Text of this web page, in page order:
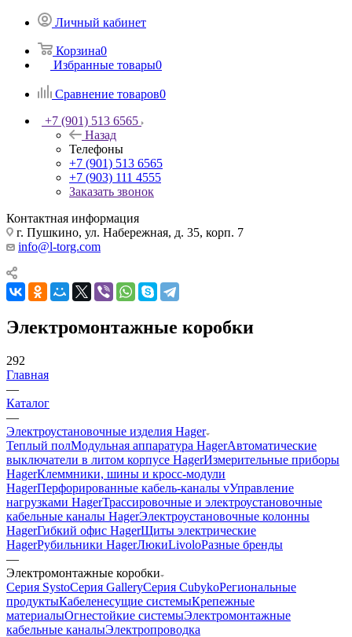
Личный кабинет
Корзина0
Избранные товары0
Сравнение товаров0
+7 (901) 513 6565
Назад
Телефоны
+7 (901) 513 6565
+7 (903) 111 4555
Заказать звонок
Контактная информация
г. Пушкино, ул. Набережная, д. 35, корп. 7
info@l-torg.com
Электромонтажные коробки
292
Главная
—
Каталог
—
Электроустановочные изделия Hager
Теплый полМодульная аппаратура HagerАвтоматические
выключатели в литом корпусе HagerИзмерительные приборы
HagerКлеммники, шины и кросс-модули
HagerПерфорированные кабель-каналы vУправление
нагрузками HagerТрассировочные и электроустановочные
кабельные каналы HagerЭлектроустановочные колонны
HagerГибкий офис HagerЩиты электрические
HagerРубильники HagerЛюкиLivoloРазные бренды
—
Электромонтажные коробки
Серия SystoСерия GalleryСерия CubykoРегиональные
продуктыКабеленесущие системыКрепежные
материалыОгнестойкие системыЭлектромонтажные
кабельные каналыЭлектропроводка